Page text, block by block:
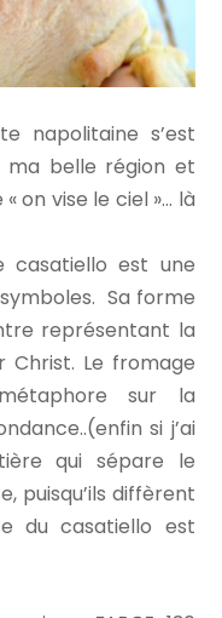
napolitaine s’est
ma belle région et
on vise le ciel »… là
casatiello est une
Sa forme
représentant la
Christ. Le fromage
sur la
si j’ai
qui sépare le
puisqu’ils diffèrent
du casatiello est